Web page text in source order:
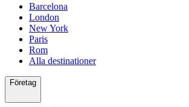
Barcelona
London
New York
Paris
Rom
Alla destinationer
Företag